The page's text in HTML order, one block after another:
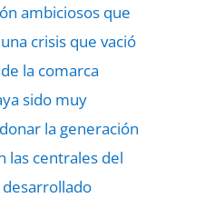
ambiciosos que
crisis que vació
la comarca
sido muy
la generación
las centrales del